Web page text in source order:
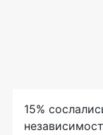
15%